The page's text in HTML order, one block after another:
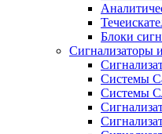
Блоки
Сигнализаторы
Системы
Системы